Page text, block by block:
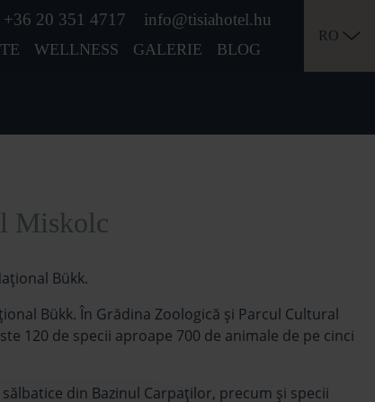
+36 20 351 4717 info@tisiahotel.hu
WELLNESS GALERIE BLOG
RO
Miskolc
Bükk.
Bükk. În Grădina Zoologică și Parcul Cultural
120 de specii aproape 700 de animale de pe cinci
din Bazinul Carpaților, precum și specii